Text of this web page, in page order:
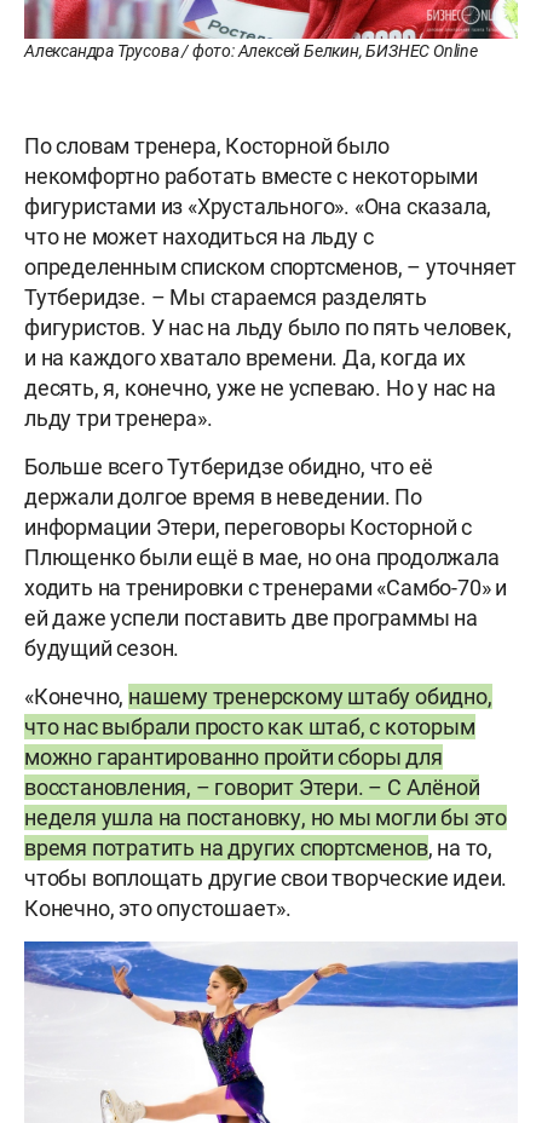
Александра Трусова / фото: Алексей Белкин, БИЗНЕС Online
По словам тренера, Косторной было
некомфортно работать вместе с некоторыми
фигуристами из «Хрустального». «Она сказала,
что не может находиться на льду с
определенным списком спортсменов, – уточняет
Тутберидзе. – Мы стараемся разделять
фигуристов. У нас на льду было по пять человек,
и на каждого хватало времени. Да, когда их
десять, я, конечно, уже не успеваю. Но у нас на
льду три тренера».
Больше всего Тутберидзе обидно, что её
держали долгое время в неведении. По
информации Этери, переговоры Косторной с
Плющенко были ещё в мае, но она продолжала
ходить на тренировки с тренерами «Самбо-70» и
ей даже успели поставить две программы на
будущий сезон.
«Конечно, нашему тренерскому штабу обидно,
что нас выбрали просто как штаб, с которым
можно гарантированно пройти сборы для
восстановления, – говорит Этери. – С Алёной
неделя ушла на постановку, но мы могли бы это
время потратить на других спортсменов, на то,
чтобы воплощать другие свои творческие идеи.
Конечно, это опустошает».